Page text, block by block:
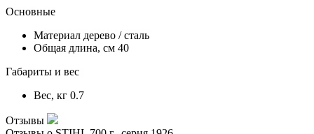
Основные
Материал дерево / сталь
Общая длина, см 40
Габариты и вес
Вес, кг 0.7
Отзывы